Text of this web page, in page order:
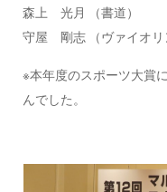
森上 光月 （書道）
守屋 剛志 （ヴァイオリ
※本年度のスポーツ大賞
んでした。